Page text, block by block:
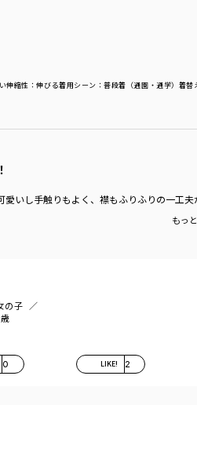
伸縮性 ：伸びる着用シーン ：普段着（通園・通学） 着替
愛いし手触りもよく、襟もふりふりの一工
もっ
の子
0 LIKE! 2